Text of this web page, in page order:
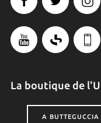
La boutique de
A BUTTEGUCCIA